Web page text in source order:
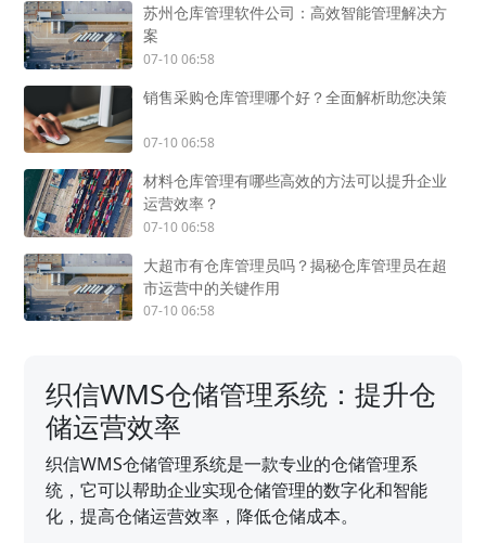
苏州仓库管理软件公司：高效智能管理解决方
案
07-10 06:58
销售采购仓库管理哪个好？全面解析助您决策
07-10 06:58
材料仓库管理有哪些高效的方法可以提升企业
运营效率？
07-10 06:58
大超市有仓库管理员吗？揭秘仓库管理员在超
市运营中的关键作用
07-10 06:58
织信WMS仓储管理系统：提升仓
储运营效率
织信WMS仓储管理系统是一款专业的仓储管理系
统，它可以帮助企业实现仓储管理的数字化和智能
化，提高仓储运营效率，降低仓储成本。